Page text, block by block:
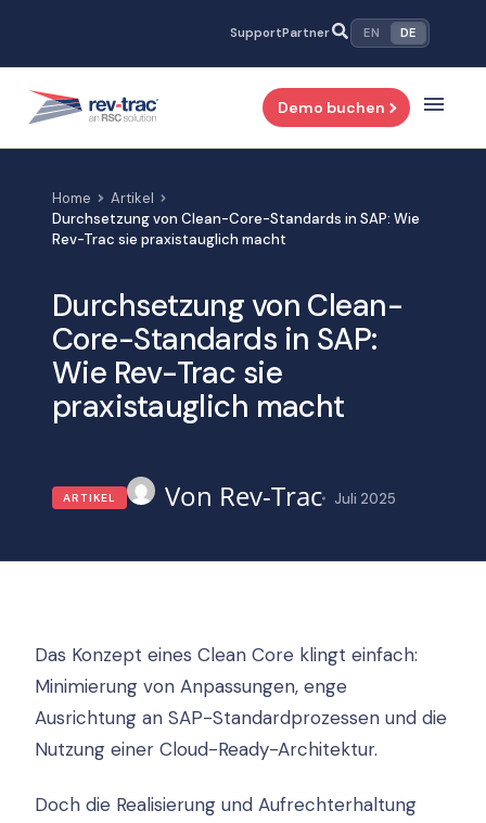
springen
SupportPartner EN DE
Demo buchen
Home
Artikel
Durchsetzung von Clean-Core-Standards in SAP: Wie
Rev-Trac sie praxistauglich macht
Durchsetzung von Clean-
Core-Standards in SAP:
Wie Rev-Trac sie
praxistauglich macht
ARTIKEL Rev-Trac Juli 2025
Das Konzept eines Clean Core klingt einfach:
Minimierung von Anpassungen, enge
Ausrichtung an SAP-Standardprozessen und die
Nutzung einer Cloud-Ready-Architektur.
Doch die Realisierung und Aufrechterhaltung